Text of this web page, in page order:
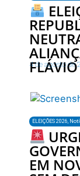
4 de agosto de
ELEIÇÕES 2026,
EM